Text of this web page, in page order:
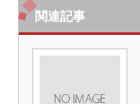
関連記事